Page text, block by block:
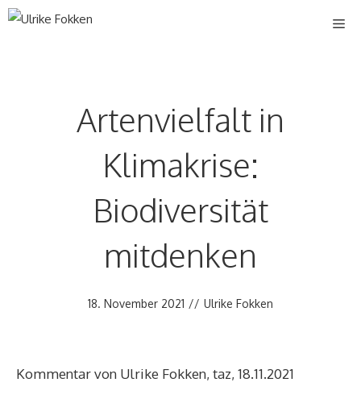
Zum
Artenvielfalt in
Klimakrise:
Biodiversität
mitdenken
18. November 2021 // Ulrike Fokken
Kommentar von Ulrike Fokken, taz, 18.11.2021